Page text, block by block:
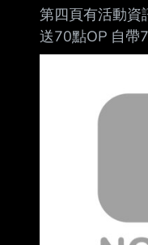
第四頁有活動
送70點OP 自帶
點 這樣有
5% 匯豐直刷
～4.5% 大戶直
尤其現在隔壁
推薦拿去繳卡費
https://